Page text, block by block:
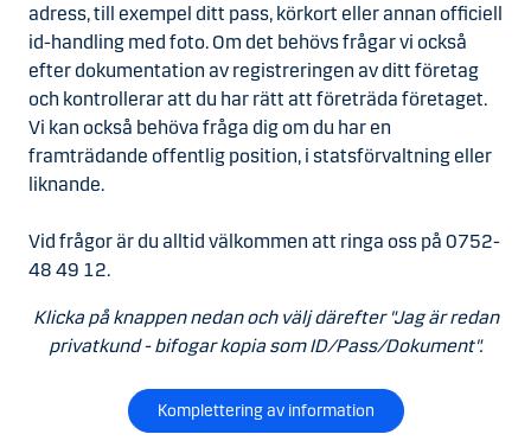
adress, till exempel ditt pass, körkort eller annan officiell
id-handling med foto. Om det behövs frågar vi också
efter dokumentation av registreringen av ditt företag
och kontrollerar att du har rätt att företräda företaget.
Vi kan också behöva fråga dig om du har en
framträdande offentlig position, i statsförvaltning eller
liknande.
Vid frågor är du alltid välkommen att ringa oss på 0752-
48 49 12.
Klicka på knappen nedan och välj därefter "Jag är redan
privatkund - bifogar kopia som ID/Pass/Dokument".
Komplettering av information